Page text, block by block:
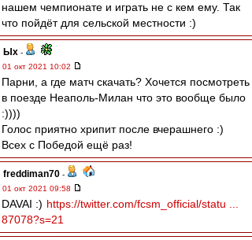
нашем чемпионате и играть не с кем ему. Так
что пойдёт для сельской местности :)
Ых -
01 окт 2021 10:02
Парни, а где матч скачать? Хочется посмотреть
в поезде Неаполь-Милан что это вообще было
:))))
Голос приятно хрипит после вчерашнего :)
Всех с Победой ещё раз!
freddiman70 -
01 окт 2021 09:58
DAVAI :) https://twitter.com/fcsm_official/statu ...
87078?s=21